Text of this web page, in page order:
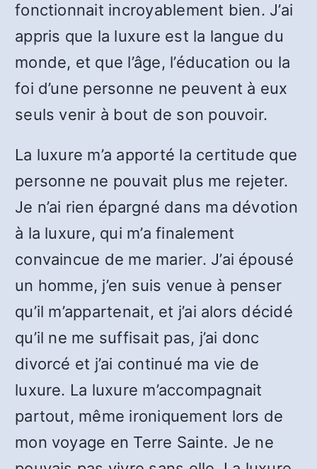
fonctionnait incroyablement bien. J’ai
appris que la luxure est la langue du
monde, et que l’âge, l’éducation ou la
foi d’une personne ne peuvent à eux
seuls venir à bout de son pouvoir.
La luxure m’a apporté la certitude que
personne ne pouvait plus me rejeter.
Je n’ai rien épargné dans ma dévotion
à la luxure, qui m’a finalement
convaincue de me marier. J’ai épousé
un homme, j’en suis venue à penser
qu’il m’appartenait, et j’ai alors décidé
qu’il ne me suffisait pas, j’ai donc
divorcé et j’ai continué ma vie de
luxure. La luxure m’accompagnait
partout, même ironiquement lors de
mon voyage en Terre Sainte. Je ne